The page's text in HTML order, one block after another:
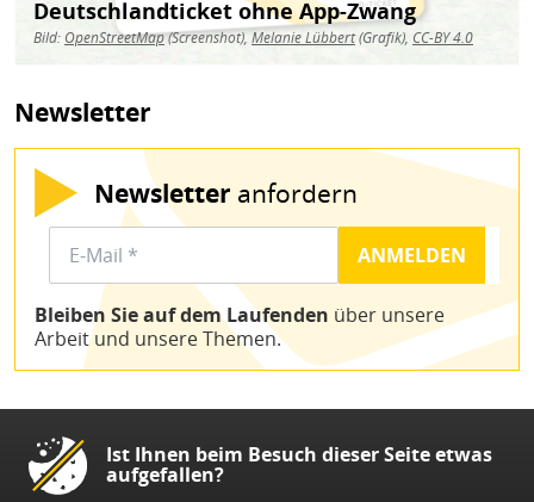
Deutschlandticket ohne App-Zwang
Bild: OpenStreetMap(Screenshot),Melanie Lübbert(Grafik), CC-BY 4.0
Newsletter
Newsletter anfordern
Bleiben Sie auf dem Laufenden über unsere
Arbeit und unsere Themen.
Ist Ihnen beim Besuch dieser Seite etwas
aufgefallen?